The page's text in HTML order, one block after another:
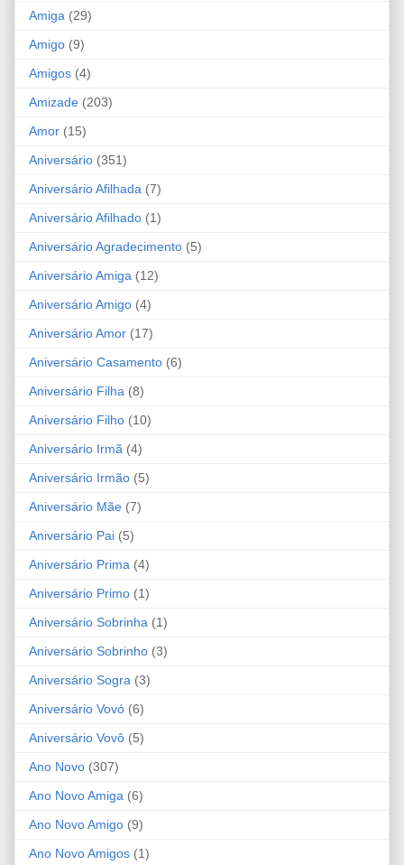
Amiga (29)
Amigo (9)
Amigos (4)
Amizade (203)
Amor (15)
Aniversário (351)
Aniversário Afilhada (7)
Aniversário Afilhado (1)
Aniversário Agradecimento (5)
Aniversário Amiga (12)
Aniversário Amigo (4)
Aniversário Amor (17)
Aniversário Casamento (6)
Aniversário Filha (8)
Aniversário Filho (10)
Aniversário Irmã (4)
Aniversário Irmão (5)
Aniversário Mãe (7)
Aniversário Pai (5)
Aniversário Prima (4)
Aniversário Primo (1)
Aniversário Sobrinha (1)
Aniversário Sobrinho (3)
Aniversário Sogra (3)
Aniversário Vovó (6)
Aniversário Vovô (5)
Ano Novo (307)
Ano Novo Amiga (6)
Ano Novo Amigo (9)
Ano Novo Amigos (1)